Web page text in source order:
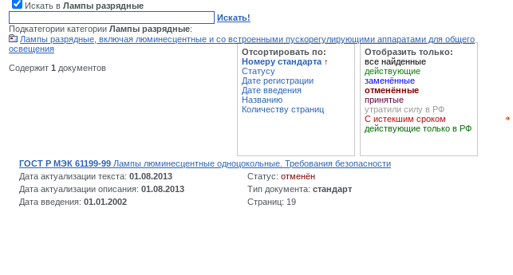
Искать в Лампы разрядные
Искать!
Подкатегории категории Лампы разрядные:
Лампы разрядные, включая люминесцентные и со встроенными пускорегулирующими аппаратами для общего
освещения
Содержит 1 документов
Отсортировать по:
Номеру стандарта ↑
Статусу
Дате регистрации
Дате введения
Названию
Количеству страниц
Отобразить только:
все найденные
действующие
заменённые
отменённые
принятые
утратили силу в РФ
С истекшим сроком
действующие только в РФ
ГОСТ Р МЭК 61199-99 Лампы люминесцентные одноцокольные. Требования безопасности
Дата актуализации текста: 01.08.2013 Статус: отменён
Дата актуализации описания: 01.08.2013 Тип документа: стандарт
Дата введения: 01.01.2002 Страниц: 19